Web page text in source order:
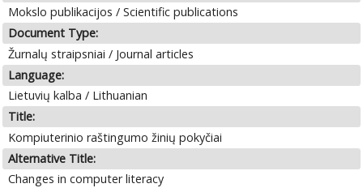
Mokslo publikacijos / Scientific publications
Document Type:
Žurnalų straipsniai / Journal articles
Language:
Lietuvių kalba / Lithuanian
Title:
Kompiuterinio raštingumo žinių pokyčiai
Alternative Title:
Changes in computer literacy